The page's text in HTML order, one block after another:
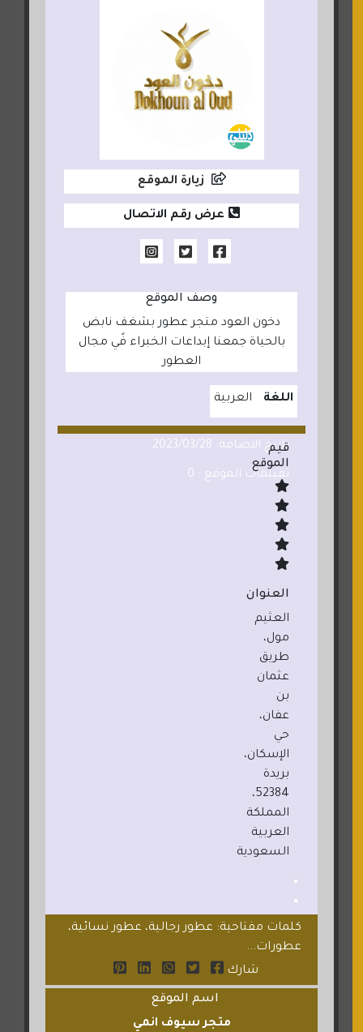
زيارة الموقع
عرض رقم الاتصال
وصف الموقع
دخون العود متجر عطور بشغف نابض
بالحياة جمعنا إبداعات الخبراء فًي مجال
العطور
اللغة العربية
تاريخ الاضافة: 2023/03/28
تقييمات الموقع : 0
قيم
الموقع
العنوان
العثيم
مول،
طريق
عثمان
بن
عفان،
حي
الإسكان،
بريدة
52384،
المملكة
العربية
السعودية
كلمات مفتاحية: عطور رجالية، عطور نسائية،
عطورات...
شارك
اسم الموقع
متجر سيوف انمي